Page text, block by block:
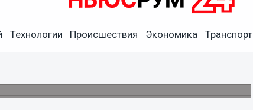
Технологии Происшествия Экономика Транспорт
ДТП за минувшие сутки в